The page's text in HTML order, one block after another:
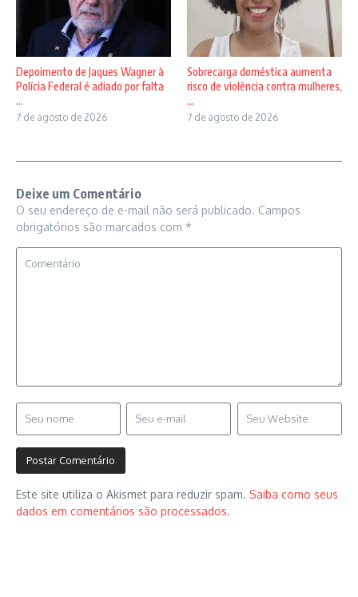
Depoimento de Jaques Wagner à
Polícia Federal é adiado por falta
...
7 de agosto de 2026
Sobrecarga doméstica aumenta
risco de violência contra mulheres,
...
7 de agosto de 2026
Deixe um Comentário
O seu endereço de e-mail não será publicado. Campos
obrigatórios são marcados com *
Este site utiliza o Akismet para reduzir spam. Saiba como seus
dados em comentários são processados.